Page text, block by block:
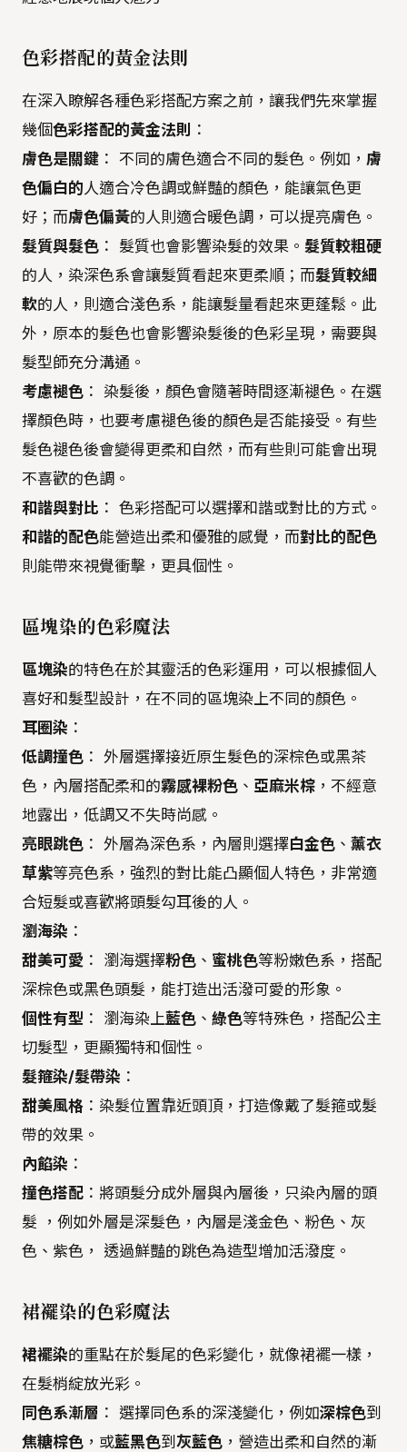
色彩搭配的黃金法則
在深入瞭解各種色彩搭配方案之前，讓我們先來掌握
幾個色彩搭配的黃金法則 ：
膚色是關鍵 ： 不同的膚色適合不同的髮色。例如， 膚
色偏白的人適合冷色調或鮮豔的顏色，能讓氣色更
好；而膚色偏黃的人則適合暖色調，可以提亮膚色。
髮質與髮色 ： 髮質也會影響染髮的效果。 髮質較粗硬
的人，染深色系會讓髮質看起來更柔順；而髮質較細
軟的人，則適合淺色系，能讓髮量看起來更蓬鬆。此
外，原本的髮色也會影響染髮後的色彩呈現，需要與
髮型師充分溝通。
考慮褪色 ： 染髮後，顏色會隨著時間逐漸褪色。在選
擇顏色時，也要考慮褪色後的顏色是否能接受。有些
髮色褪色後會變得更柔和自然，而有些則可能會出現
不喜歡的色調。
和諧與對比 ： 色彩搭配可以選擇和諧或對比的方式。
和諧的配色能營造出柔和優雅的感覺，而對比的配色
則能帶來視覺衝擊，更具個性。
區塊染的色彩魔法
區塊染的特色在於其靈活的色彩運用，可以根據個人
喜好和髮型設計，在不同的區塊染上不同的顏色。
耳圈染 ：
低調撞色 ： 外層選擇接近原生髮色的深棕色或黑茶
色，內層搭配柔和的霧感裸粉色 、 亞麻米棕 ，不經意
地露出，低調又不失時尚感。
亮眼跳色 ： 外層為深色系，內層則選擇白金色 、 薰衣
草紫等亮色系，強烈的對比能凸顯個人特色，非常適
合短髮或喜歡將頭髮勾耳後的人。
瀏海染 ：
甜美可愛 ： 瀏海選擇粉色 、 蜜桃色等粉嫩色系，搭配
深棕色或黑色頭髮，能打造出活潑可愛的形象。
個性有型 ： 瀏海染上藍色 、 綠色等特殊色，搭配公主
切髮型，更顯獨特和個性。
髮箍染/髮帶染 ：
甜美風格 ：染髮位置靠近頭頂，打造像戴了髮箍或髮
帶的效果。
內餡染 ：
撞色搭配 ：將頭髮分成外層與內層後，只染內層的頭
髮 ，例如外層是深髮色，內層是淺金色、粉色、灰
色、紫色， 透過鮮豔的跳色為造型增加活潑度。
裙襬染的色彩魔法
裙襬染的重點在於髮尾的色彩變化，就像裙襬一樣，
在髮梢綻放光彩。
同色系漸層 ： 選擇同色系的深淺變化，例如深棕色到
焦糖棕色 ，或藍黑色到灰藍色 ，營造出柔和自然的漸